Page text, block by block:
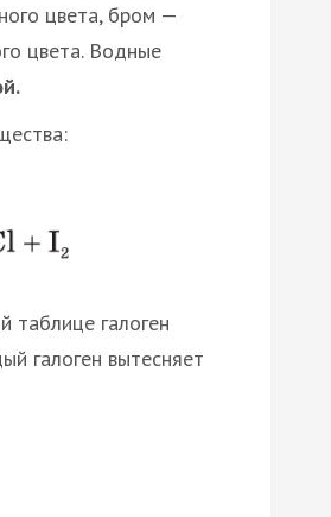
цвета, бром —
цвета. Водные
таблице галоген
галоген вытесняет